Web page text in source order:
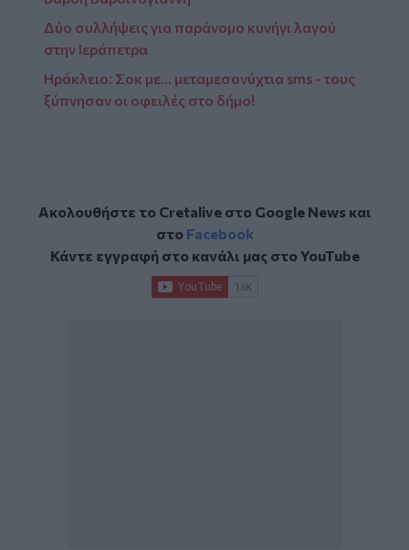
Δύο συλλήψεις για παράνομο κυνήγι λαγού
στην Ιεράπετρα
Ηράκλειο: Σοκ με... μεταμεσονύχτια sms - τους
ξύπνησαν οι οφειλές στο δήμο!
Ακολουθήστε το Cretalive στο Google Newsκαι
στο Facebook
Κάντε εγγραφή στο κανάλι μας στοYouTube